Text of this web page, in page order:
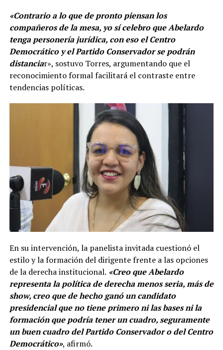
«Contrario a lo que de pronto piensan los
compañeros de la mesa, yo sí celebro que Abelardo
tenga personería jurídica, con eso el Centro
Democrático y el Partido Conservador se podrán
distanciar», sostuvo Torres, argumentando que el
reconocimiento formal facilitará el contraste entre
tendencias políticas.
En su intervención, la panelista invitada cuestionó el
estilo y la formación del dirigente frente a las opciones
de la derecha institucional. «Creo que Abelardo
representa la política de derecha menos seria, más de
show, creo que de hecho ganó un candidato
presidencial que no tiene primero ni las bases ni la
formación que podría tener un cuadro, seguramente
un buen cuadro del Partido Conservador o del Centro
Democrático», afirmó.